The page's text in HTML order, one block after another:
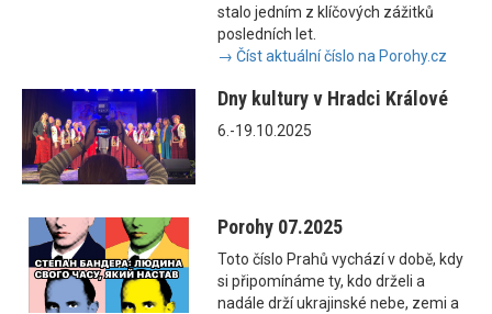
stalo jedním z klíčových zážitků
posledních let.
→ Číst aktuální číslo na Porohy.cz
Dny kultury v Hradci Králové
6.-19.10.2025
Porohy 07.2025
Toto číslo Prahů vychází v době, kdy
si připomínáme ty, kdo drželi a
nadále drží ukrajinské nebe, zemi a